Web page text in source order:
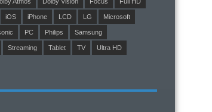
iOS iPhone LCD LG Microsoft
PC Philips Samsung
Streaming Tablet TV Ultra HD